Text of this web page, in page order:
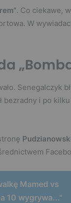
. Co ciekawe,
W
Senegalczyk
bezradny i po
Mamed vs
10 wygrywa..."